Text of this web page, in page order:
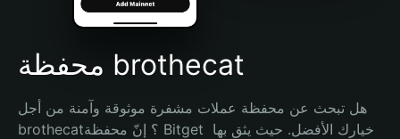
Español (Argentina)
محفظة brothecat
هل تبحث عن محفظة عملات مشفرة موثوقة وآمنة من أجل
brothecat؟ إنّ محفظة Bitget خيارك الأفضل. حيث يثق بها